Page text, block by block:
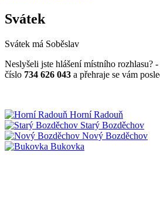
Svátek
Svátek má Soběslav
Neslyšeli jste hlášení místního
číslo 734 626 043 a přehraje se vám
Horní Radouň
Starý Bozděchov
Nový Bozděchov
Bukovka